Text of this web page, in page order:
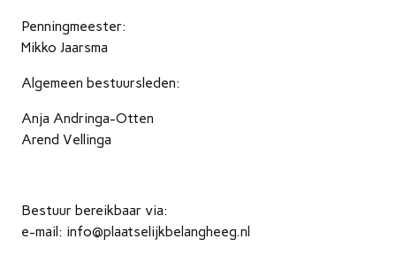
Penningmeester:
Mikko Jaarsma
Algemeen bestuursleden:
Anja Andringa-Otten
Arend Vellinga
Bestuur bereikbaar via:
e-mail: info@plaatselijkbelangheeg.nl